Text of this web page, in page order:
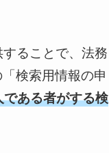
ることで、法務
検索用情報の申
ある者がする検